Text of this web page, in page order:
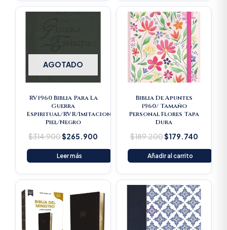
AGOTADO
RV1960 Biblia Para La
Guerra
Espiritual/RVR/Imitacion
Piel/Negro
$314.900
Original
$314.900.
$265.900
Current
$265.900.
Leer más
Biblia De Apuntes
1960/ Tamaño
Personal Flores Tapa
Dura
$189.200
Original
price
was:
$189.200.
$179.740
Current
price
Añadir al carrito
price
was:
$193.500.
Current
price
is:
$183.825.